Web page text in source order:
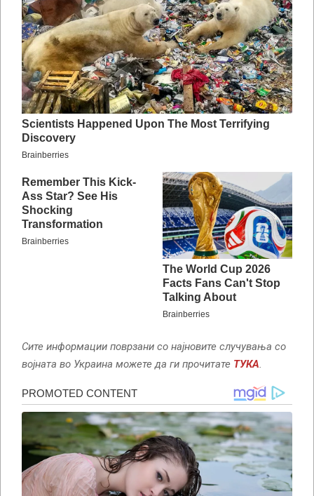
Сите информации поврзани со најновите случувања со
војната во Украина можете да ги прочитате ТУКА.